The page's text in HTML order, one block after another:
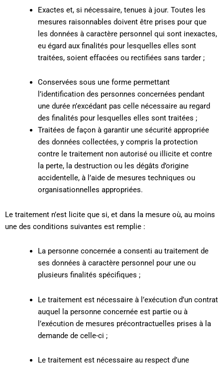
Exactes et, si nécessaire, tenues à jour. Toutes les
mesures raisonnables doivent être prises pour que
les données à caractère personnel qui sont inexactes,
eu égard aux finalités pour lesquelles elles sont
traitées, soient effacées ou rectifiées sans tarder ;
Conservées sous une forme permettant
l’identification des personnes concernées pendant
une durée n’excédant pas celle nécessaire au regard
des finalités pour lesquelles elles sont traitées ;
Traitées de façon à garantir une sécurité appropriée
des données collectées, y compris la protection
contre le traitement non autorisé ou illicite et contre
la perte, la destruction ou les dégâts d’origine
accidentelle, à l’aide de mesures techniques ou
organisationnelles appropriées.
Le traitement n’est licite que si, et dans la mesure où, au moins
une des conditions suivantes est remplie :
La personne concernée a consenti au traitement de
ses données à caractère personnel pour une ou
plusieurs finalités spécifiques ;
Le traitement est nécessaire à l’exécution d’un contrat
auquel la personne concernée est partie ou à
l’exécution de mesures précontractuelles prises à la
demande de celle-ci ;
Le traitement est nécessaire au respect d’une